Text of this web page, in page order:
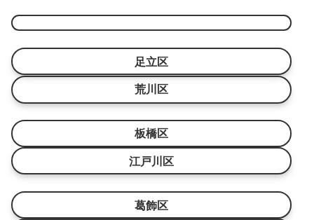
足立区
荒川区
板橋区
江戸川区
葛飾区